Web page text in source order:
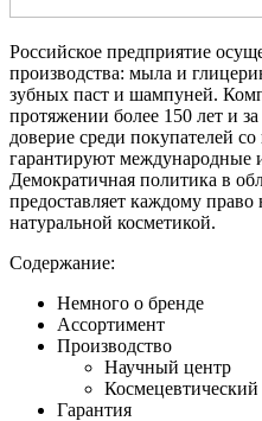
Российское предприятие
производства: мыла и
зубных паст и шампуней.
протяжении более 150 лет и за
доверие среди покупателей
гарантируют международные
Демократичная политика в
предоставляет каждому право
натуральной косметикой.
Содержание:
Немного о бренде
Ассортимент
Производство
Научный центр
Гарантия